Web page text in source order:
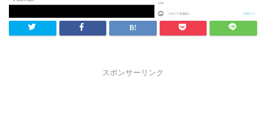
スポンサーリンク